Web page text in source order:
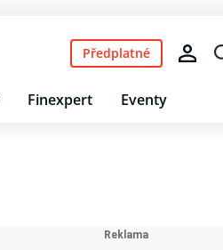
Finexpert Eventy
Předplatné